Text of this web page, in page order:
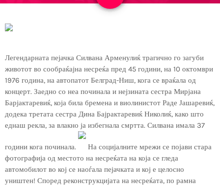
Легендарната пејачка Силвана Арменулиќ трагично го загуби
животот во сообраќајна несреќа пред 45 години, на 10 октомври
1976 година, на автопатот Белград-Ниш, кога се враќала од
концерт. Заедно со неа починала и нејзината сестра Мирјана
Барјактаревиќ, која била бремена и виолинистот Раде Јашаревиќ,
додека третата сестра Дина Бајрактаревиќ Николиќ, како што
еднаш рекла, за влакно ја избегнала смртта. Силвана имала 37
години кога починала.
На социјалните мрежи се појави стара
фотографија од местото на несреќата на која се гледа
автомобилот во кој се наоѓала пејачката и кој е целосно
уништен! Според реконструкцијата на несреќата, по рамна